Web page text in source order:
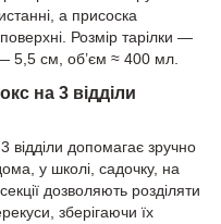
а присоска
Розмір тарілки —
5,5 см, об’єм ≈ 400 мл.
на 3 відділи
відділи допомагає зручно
у школі, садочку, на
дозволяють розділяти
зберігаючи їх